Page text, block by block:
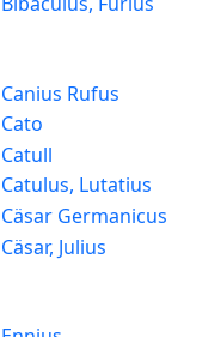
Canius Rufus
Cato
Catull
Catulus, Lutatius
Cäsar Germanicus
Cäsar, Julius